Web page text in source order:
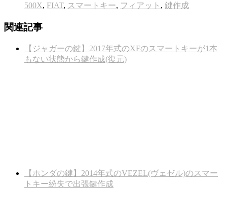
500X, FIAT, スマートキー, フィアット , 鍵作成
関連記事
【ジャガーの鍵】2017年式のXFのスマートキーが1本
もない状態から鍵作成(復元)
【ホンダの鍵】2014年式のVEZEL(ヴェゼル)のスマー
トキー紛失で出張鍵作成